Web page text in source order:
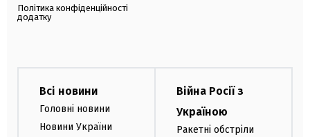
Політика конфіденційності
додатку
Всі новини
Головні новини
Новини України
Війна Росії з
Україною
Ракетні обстріли